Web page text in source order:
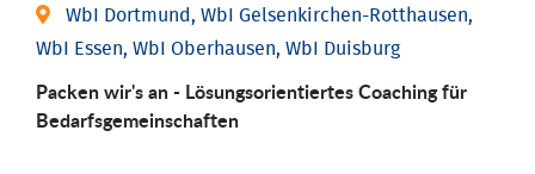
WbI Dortmund, WbI Gelsenkirchen-Rotthausen,
WbI Essen, WbI Oberhausen, WbI Duisburg
Packen wir's an - Lösungsorientiertes Coaching für
Bedarfsgemeinschaften